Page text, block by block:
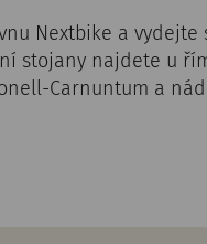
Nextbike a vydejte
stojany najdete u
Carnuntum a